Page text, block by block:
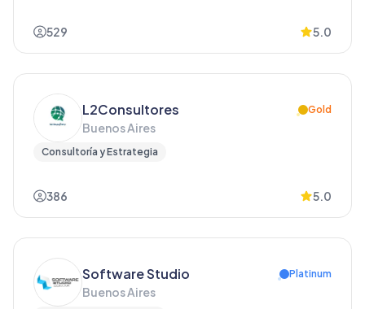
529 5.0
L2Consultores Gold
Buenos Aires
Consultoría y Estrategia
386 5.0
Software Studio Platinum
Buenos Aires